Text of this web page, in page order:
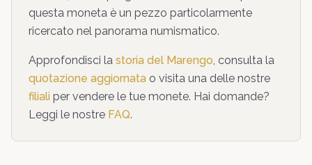
questa moneta è un pezzo particolarmente
ricercato nel panorama numismatico.
Approfondisci la storia del Marengo, consulta la
quotazione aggiornata o visita una delle nostre
filiali per vendere le tue monete. Hai domande?
Leggi le nostre FAQ.